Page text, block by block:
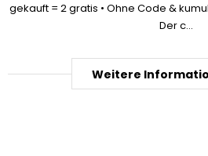
gekauft = 2 gratis • Ohne Code &
Der c...
Weitere